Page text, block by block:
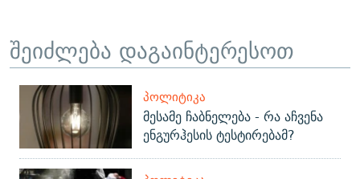
შეიძლება დაგაინტერესოთ
ᲞᲝᲚᲘᲢᲘᲙᲐ
მესამე ჩაბნელება - რა აჩვენა
ენგურჰესის ტესტირებამ?